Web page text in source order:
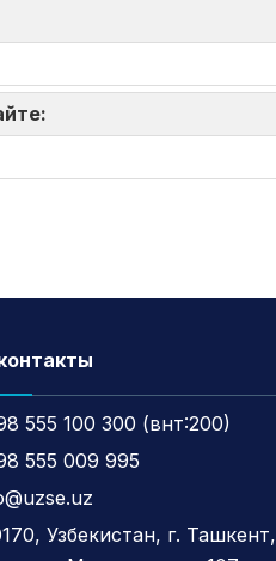
555 100 300 (внт:200)
555 009 995
Узбекистан, г. Ташкент,